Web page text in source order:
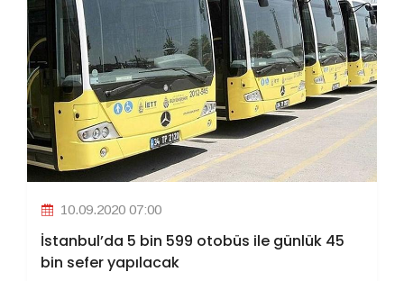
10.09.2020 07:00
İstanbul’da 5 bin 599 otobüs ile günlük 45
bin sefer yapılacak